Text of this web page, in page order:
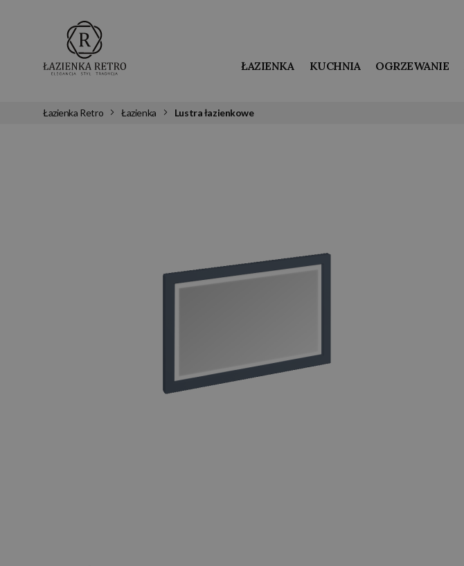
ŁAZIENKA KUCHNIA OGRZEWANIE
Łazienka Retro Łazienka Lustra łazienkowe